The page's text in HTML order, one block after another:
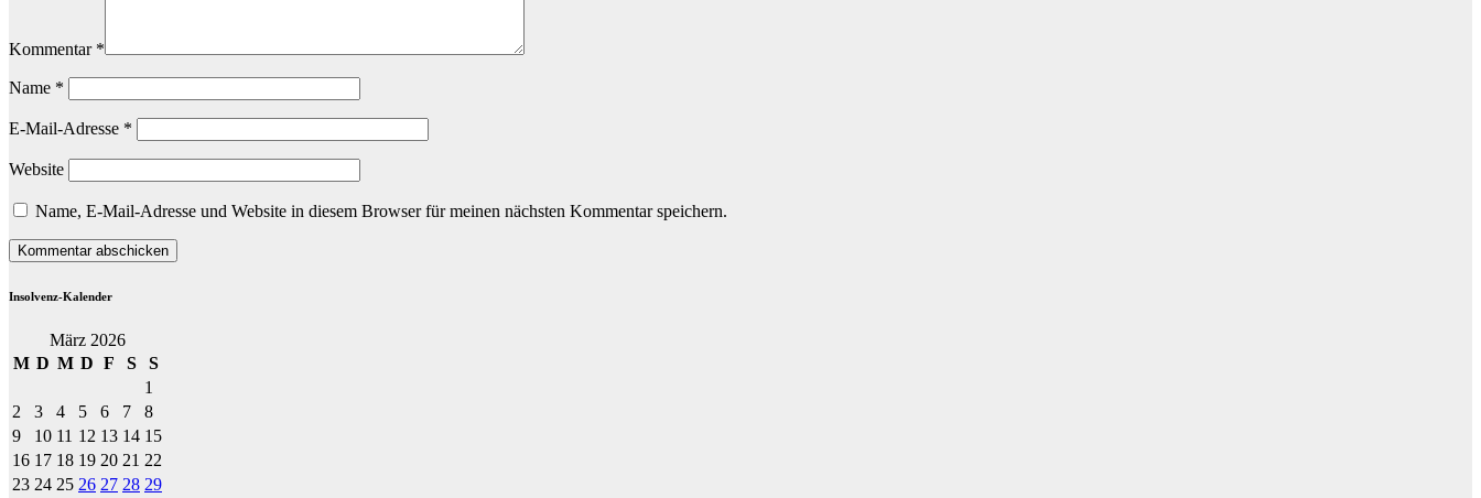
Kommentar *
Name *
E-Mail-Adresse *
Website
Name, E-Mail-Adresse und Website in diesem Browser für meinen nächsten Kommentar speichern.
Insolvenz-Kalender
März 2026
M D M D F S
S
1
2
3 4 5 6 7
8
9
10 11 12 13 14 15
16 17 18 19 20 21 22
23 24 25 26 27 28 29